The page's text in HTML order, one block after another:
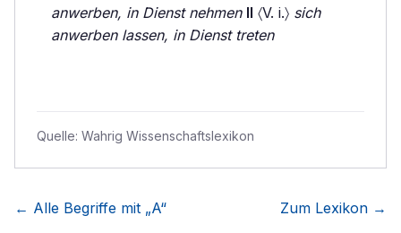
anwerben, in Dienst nehmen II 〈V. i.〉 sich
anwerben lassen, in Dienst treten
Quelle: Wahrig Wissenschaftslexikon
← Alle Begriffe mit „A“ Zum Lexikon →